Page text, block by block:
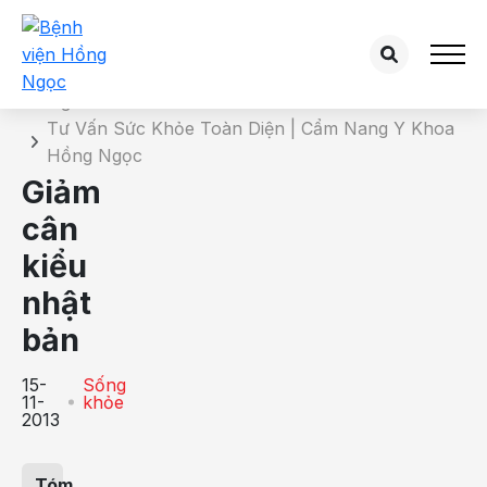
Chi tiết bài tư vấn
Tư Vấn Sức Khỏe Toàn Diện | Cẩm Nang Y Khoa
Hồng Ngọc
Giảm
cân
kiểu
nhật
bản
15-
11-
2013
Sống
khỏe